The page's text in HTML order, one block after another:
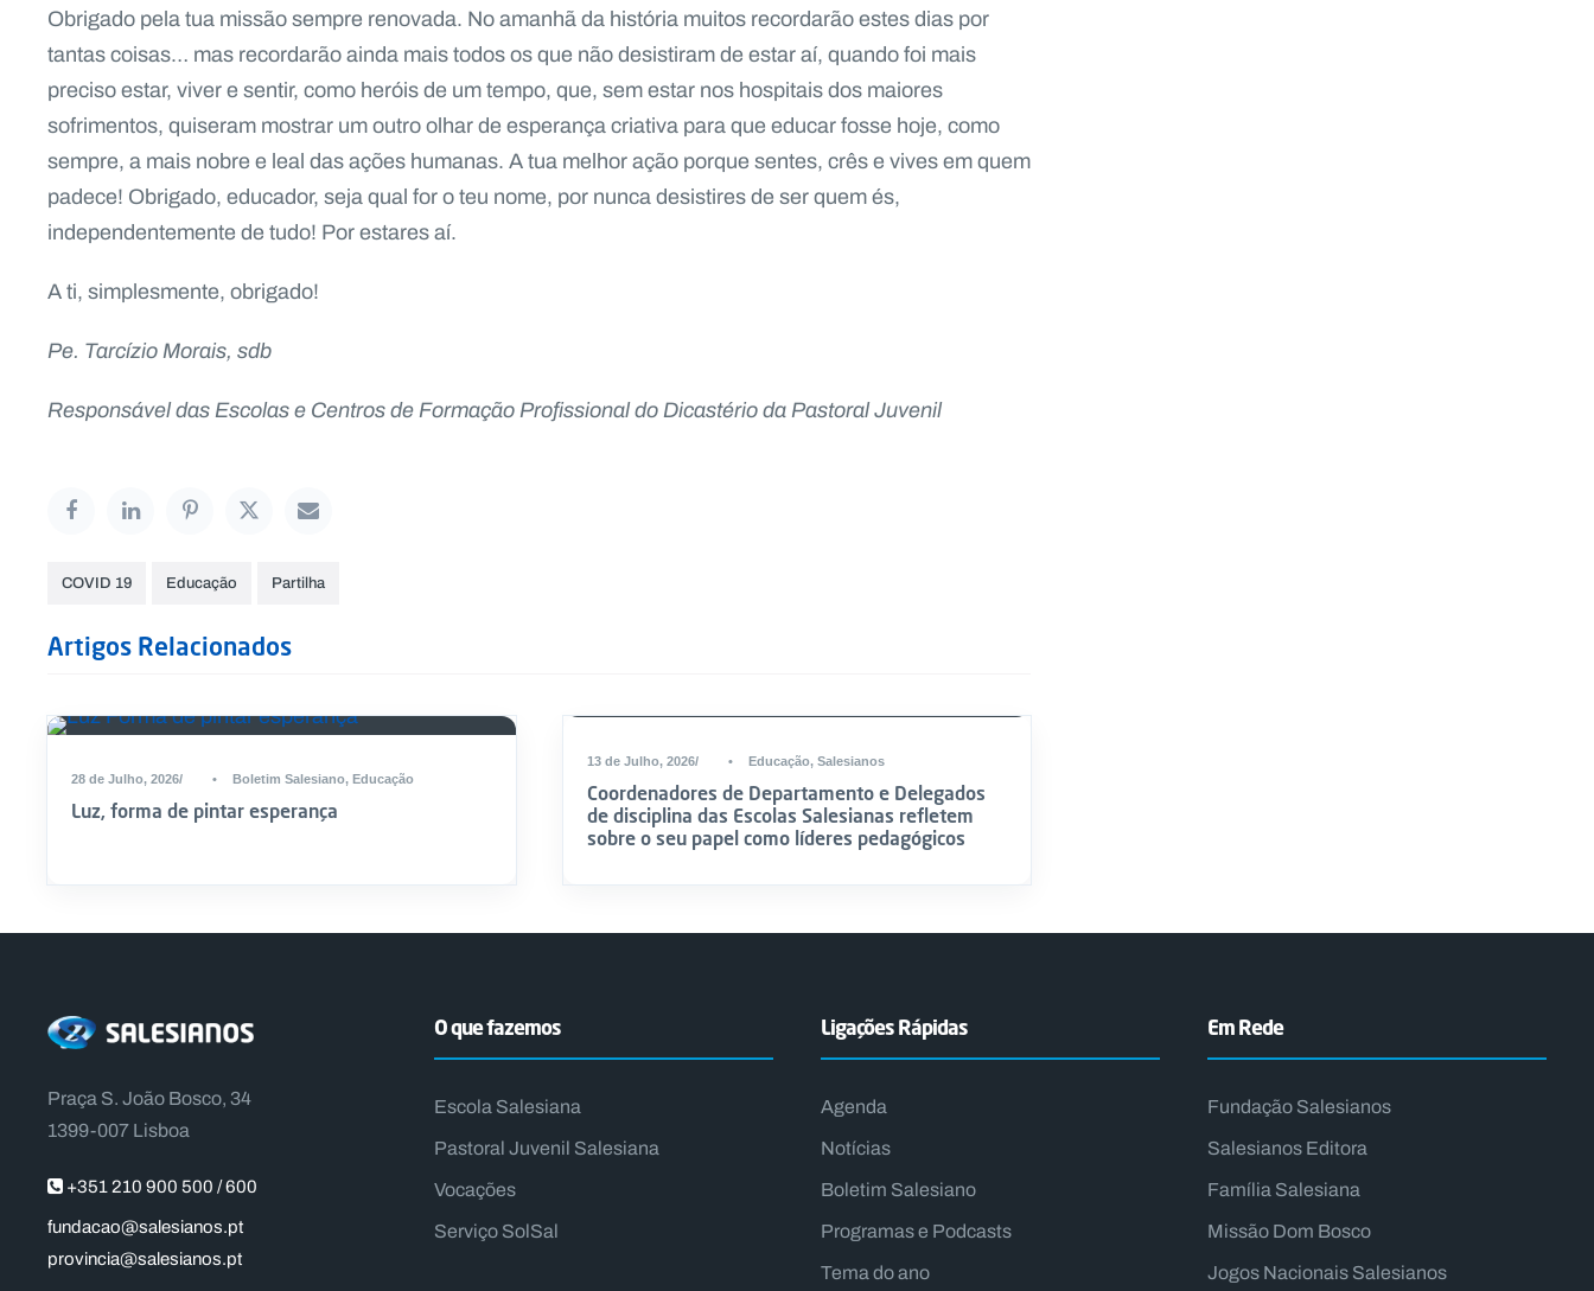
Obrigado pela tua missão sempre renovada. No amanhã da história muitos recordarão estes dias por
tantas coisas… mas recordarão ainda mais todos os que não desistiram de estar aí, quando foi mais
preciso estar, viver e sentir, como heróis de um tempo, que, sem estar nos hospitais dos maiores
sofrimentos, quiseram mostrar um outro olhar de esperança criativa para que educar fosse hoje, como
sempre, a mais nobre e leal das ações humanas. A tua melhor ação porque sentes, crês e vives em quem
padece! Obrigado, educador, seja qual for o teu nome, por nunca desistires de ser quem és,
independentemente de tudo! Por estares aí.
A ti, simplesmente, obrigado!
Pe. Tarcízio Morais, sdb
Responsável das Escolas e Centros de Formação Profissional do Dicastério da Pastoral Juvenil
COVID 19 Educação Partilha
Artigos Relacionados
28 de Julho, 2026 • Boletim Salesiano, Educação
Luz, forma de pintar esperança
13 de Julho, 2026 • Educação, Salesianos
Coordenadores de Departamento e Delegados
de disciplina das Escolas Salesianas refletem
sobre o seu papel como líderes pedagógicos
Praça S. João Bosco, 34
1399-007 Lisboa
+351 210 900 500 / 600
fundacao@salesianos.pt
provincia@salesianos.pt
O que fazemos
Escola Salesiana
Pastoral Juvenil Salesiana
Vocações
Serviço SolSal
Ligações Rápidas
Agenda
Notícias
Boletim Salesiano
Programas e Podcasts
Tema do ano
Em Rede
Fundação Salesianos
Salesianos Editora
Família Salesiana
Missão Dom Bosco
Jogos Nacionais Salesianos